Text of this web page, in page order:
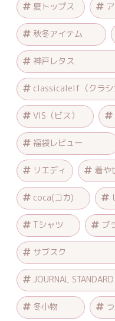
夏トップス
秋冬アイテム
神戸レタス
classicalelf（クラシ
VIS（ビス）
福袋レビュー
リエディ 着や
coca(コカ)
Tシャツ ブ
サブスク
JOURNAL
冬小物